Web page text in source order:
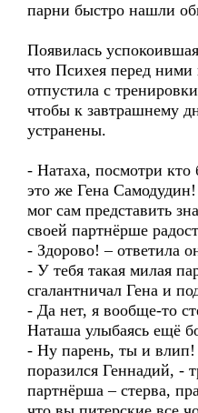
парни быстро нашли
Появилась
что Психея перед ними
отпустила с
чтобы к завтрашнему
устранены.
- Натаха, посмотри кто
это же Гена
мог сам представить
своей партнёрше
- Здорово! – ответила
- У тебя такая милая
сгалантничал Гена и
- Да нет, я вообще-то
Наташа улыбаясь ещё
- Ну парень, ты и влип!
поразился Геннадий, -
партнёрша – стерва,